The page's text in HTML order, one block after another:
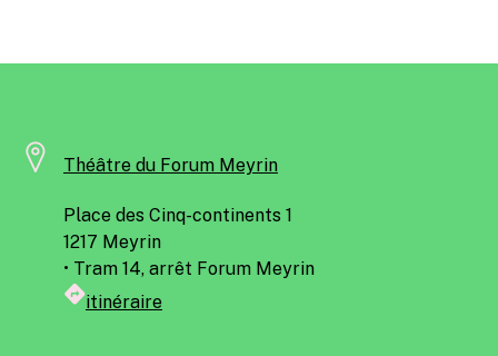
Théâtre du Forum Meyrin
Place des Cinq-continents 1
1217 Meyrin
• Tram 14, arrêt Forum Meyrin
itinéraire